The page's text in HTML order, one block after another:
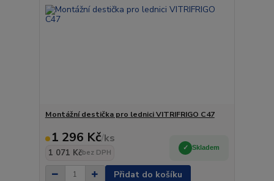
Montážní destička pro lednici VITRIFRIGO C47
1 296 Kč/ks
1 071 Kčbez DPH
Skladem
Přidat do košíku